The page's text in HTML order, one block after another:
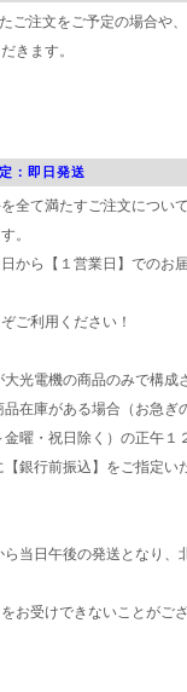
ご注文をご予定の場合や
きます。
：即日発送
て満たすご注文につい
。
から【１営業日】でのお
ご利用ください！
光電機の商品のみで構成
在庫がある場合（お急ぎ
曜・祝日除く）の正午１
銀行前振込】をご指定い
当日午後の発送となり、
お受けできないことがご